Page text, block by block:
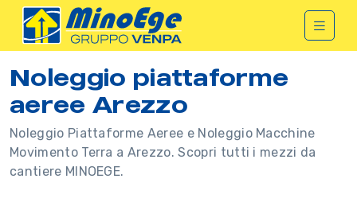
Noleggio piattaforme
aeree Arezzo
Noleggio Piattaforme Aeree e Noleggio Macchine
Movimento Terra a Arezzo. Scopri tutti i mezzi da
cantiere MINOEGE.